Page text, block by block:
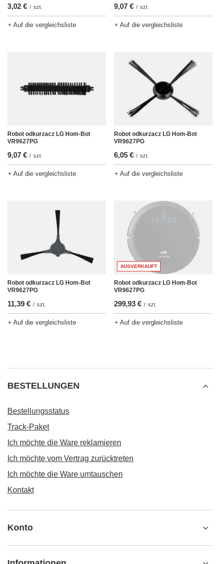
3,02 € / szt.
+ Auf die vergleichsliste
9,07 € / szt.
+ Auf die vergleichsliste
Robot odkurzacz LG Hom-Bot
VR9627PG
9,07 € / szt.
+ Auf die vergleichsliste
Robot odkurzacz LG Hom-Bot
VR9627PG
6,05 € / szt.
+ Auf die vergleichsliste
Robot odkurzacz LG Hom-Bot
VR9627PG
11,39 € / szt.
+ Auf die vergleichsliste
AUSVERKAUFT
Robot odkurzacz LG Hom-Bot
VR9627PG
299,93 € / szt.
+ Auf die vergleichsliste
BESTELLUNGEN
Bestellungsstatus
Track-Paket
Ich möchte die Ware reklamieren
Ich möchte vom Vertrag zurücktreten
Ich möchte die Ware umtauschen
Kontakt
Konto